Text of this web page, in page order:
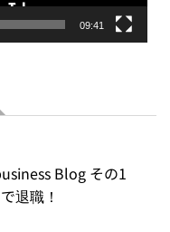
09:41
Blog その1
退職！